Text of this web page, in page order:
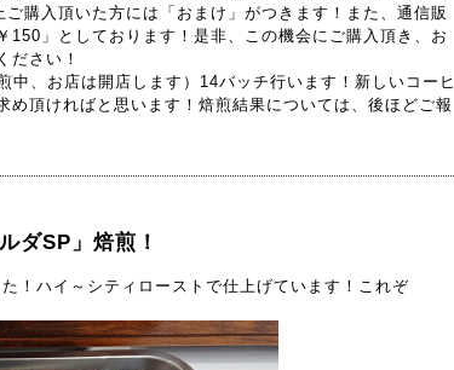
購入頂いた方には「おまけ」がつきます！また、通信販
150」としております！是非、この機会にご購入頂き、お
ださい！
、お店は開店します）14バッチ行います！新しいコーヒ
め頂ければと思います！焙煎結果については、後ほどご報
ダSP」焙煎！
！ハイ～シティローストで仕上げています！これぞ